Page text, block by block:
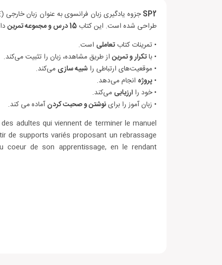
SP2جزوه یادگیری زبان فرانسوی به عنوان زبان خارجی (FLE) است که برای
طراحی شده است. این کتاب 15 درس و مجموعه تمرین
• تمرینات کتاب تعاملی است.
• باتکرار و تمرین از طریق مشاهده، زبان را تثبیت می‌کند.
• موقعیت‌های ارتباطی را شبیه سازی می‌کند.
• پروژه انجام می‌دهد.
• خود را ارزیابی می‌کند.
• زبان آموز را براینوشتن و صحبت کردنآماده می کند.
adultes qui viennent de terminer le manuel
de supports variés proposant un rebrassage
coeur de son apprentissage, en le rendant